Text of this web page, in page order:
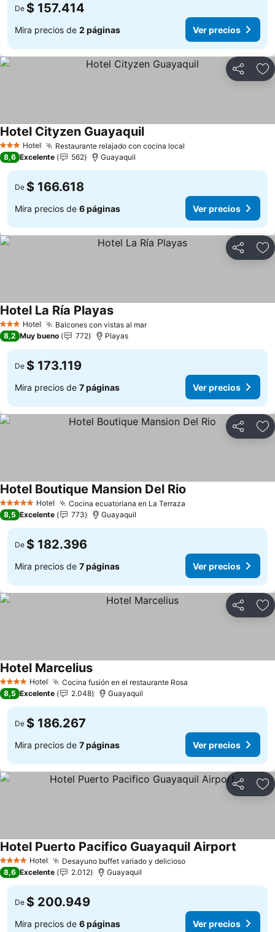
De $ 157.414
Mira precios de 2 páginas Ver precios
Compartir
3 Estrellas
Hotel Restaurante relajado con cocina local
Hotel Cityzen GuayaquilVer precios
8,6 Excelente 562 Guayaquil
De $ 166.618
Mira precios de 6 páginas Ver precios
Compartir
3 Estrellas
Hotel Balcones con vistas al marVer precios
Hotel La Ría PlayasVer precios
8,2 Muy bueno 772 Playas
De $ 173.119
Mira precios de 7 páginas Ver precios
Compartir
5 Estrellas Hotel Cocina ecuatoriana en La Terraza
Hotel Boutique Mansion Del Rio
8,5 Excelente 773 Guayaquil
De $ 182.396
Mira precios de 7 páginas Ver precios
Compartir
4 EstrellasHotel Cocina fusión en el restaurante Rosa
Hotel MarceliusVer precios
8,5 Excelente 2.048 Guayaquil
De $ 186.267
Mira precios de 7 páginas Ver precios
Compartir
4 EstrellasHotel Desayuno buffet variado y deliciosoVer precios
Hotel Puerto Pacifico Guayaquil Airport
8,6 Excelente 2.012 Guayaquil
De $ 200.949
Mira precios de 6 páginas Ver precios